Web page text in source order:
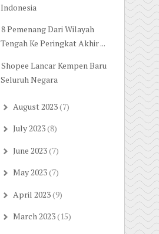
Indonesia
8 Pemenang Dari Wilayah
Tengah Ke Peringkat Akhir ...
Shopee Lancar Kempen Baru
Seluruh Negara
August 2023(7)
July 2023(8)
June 2023(7)
May 2023(7)
April 2023(9)
March 2023(15)